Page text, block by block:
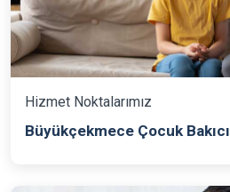
Hizmet Noktalarımız
Büyükçekmece Çocuk